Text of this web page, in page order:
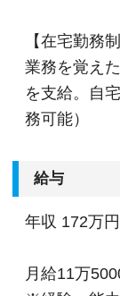
【在宅勤務制
業務を覚え
を支給。自
務可能）
給与
年収 172万
月給11万